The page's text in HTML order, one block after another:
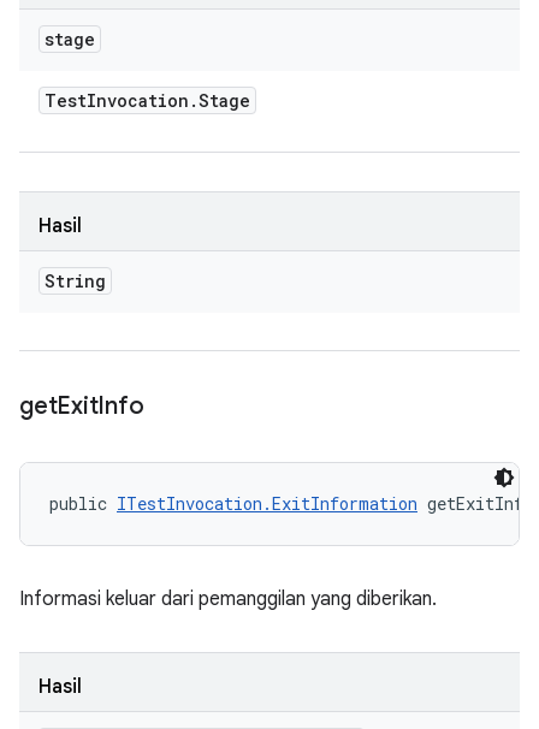
stage
TestInvocation .Stage
Hasil
String
getExitInfo
public ITestInvocation.ExitInformation
Informasi keluar dari pemanggilan yang diberikan.
Hasil